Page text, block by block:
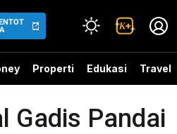
Properti Edukasi Travel
Gadis Pandai